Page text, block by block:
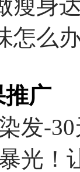
瘦身
怎么
推广
发-
光！